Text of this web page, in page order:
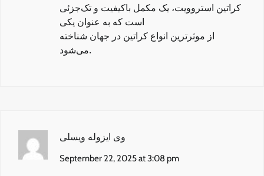
کراتین استروویت، یک مکمل باکیفیت و تک‌جزئی
است که به عنوان یکی
از موثرترین انواع کراتین در جهان شناخته
می‌شود.
وی ایزوله ویسلی
September 22, 2025 at 3:08 pm